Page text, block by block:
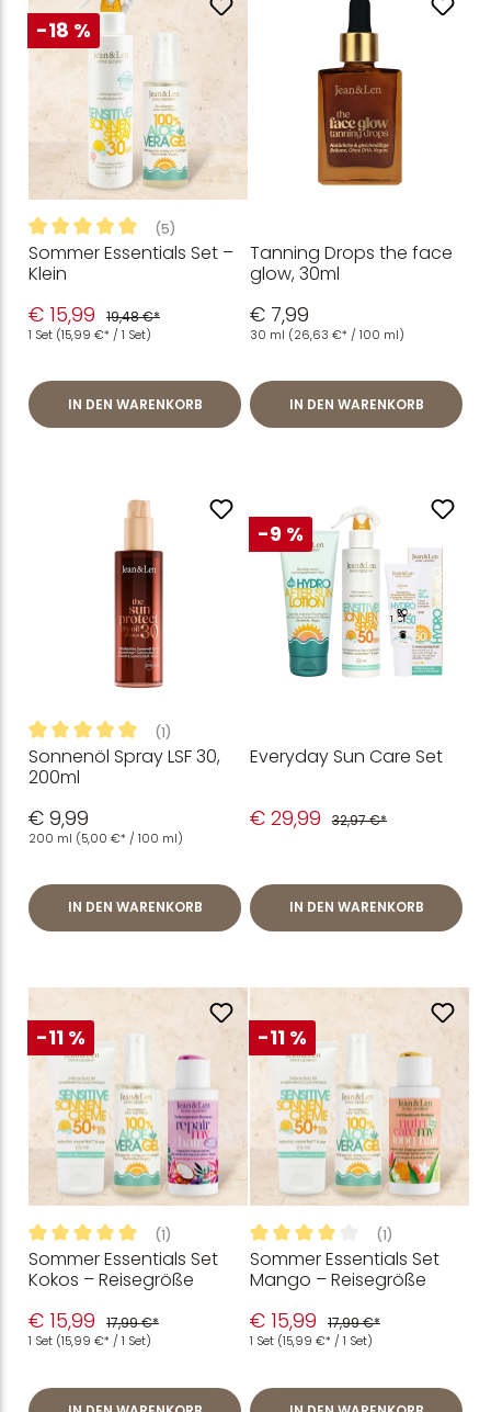
-18 %
Durchschnittliche Bewertung von 4.9 von 5 Sternen
(5)
Sommer Essentials Set –
Klein
€ 15,99 19,48 €*
1 Set (15,99 €* / 1 Set)
IN DEN WARENKORB
Tanning Drops the face
glow, 30ml
€ 7,99
30 ml (26,63 €* / 100 ml)
IN DEN WARENKORB
Durchschnittliche Bewertung von 5 von 5 Sternen
(1)
Sonnenöl Spray LSF 30,
200ml
€ 9,99
200 ml (5,00 €* / 100 ml)
IN DEN WARENKORB
-9 %
Everyday Sun Care Set
€ 29,99 32,97 €*
IN DEN WARENKORB
-11 %
Durchschnittliche Bewertung von 5 von 5 Sternen
(1)
Sommer Essentials Set
Kokos – Reisegröße
€ 15,99 17,99 €*
1 Set (15,99 €* / 1 Set)
-11 %
Durchschnittliche
(1)
Sommer Essentials Set
Mango – Reisegröße
€ 15,99 17,99 €*
1 Set (15,99 €* / 1 Set)